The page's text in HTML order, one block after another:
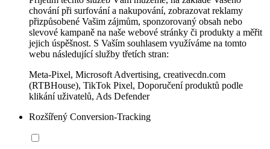
chování při surfování a nakupování, zobrazovat reklamy
přizpůsobené Vašim zájmům, sponzorovaný obsah nebo
slevové kampaně na naše webové stránky či produkty a měřit
jejich úspěšnost. S Vaším souhlasem využíváme na tomto
webu následující služby třetích stran:
Meta-Pixel, Microsoft Advertising, creativecdn.com
(RTBHouse), TikTok Pixel, Doporučení produktů podle
klikání uživatelů, Ads Defender
Rozšířený Conversion-Tracking